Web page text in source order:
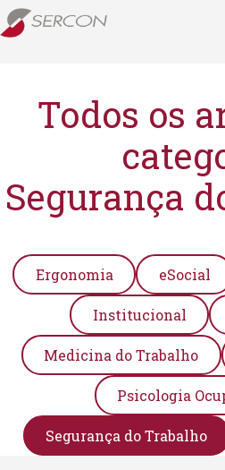
Todos os
Segurança
Ergonomia eSocial
Institucional
Medicina do Trabalho
Psicologia
Segurança do Trabalho